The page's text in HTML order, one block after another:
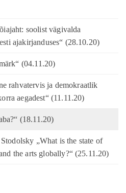
soolist vägivalda
ajakirjanduses“ (28.10.20)
(04.11.20)
rahvatervis ja demokraatlik
aegadest“ (11.11.20)
(18.11.20)
„What is the state of
the arts globally?“ (25.11.20)